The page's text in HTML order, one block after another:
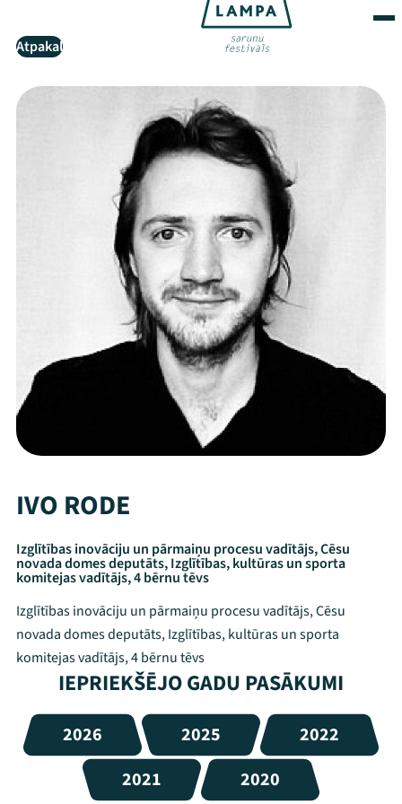
Atpakaļ
IVO RODE
Izglītības inovāciju un pārmaiņu procesu vadītājs, Cēsu
novada domes deputāts, Izglītības, kultūras un sporta
komitejas vadītājs, 4 bērnu tēvs
Izglītības inovāciju un pārmaiņu procesu vadītājs, Cēsu
novada domes deputāts, Izglītības, kultūras un sporta
komitejas vadītājs, 4 bērnu tēvs
IEPRIEKŠĒJO GADU PASĀKUMI
2026 2025
2022
2021
2020